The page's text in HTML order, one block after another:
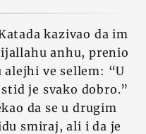
kazivao da im
anhu, prenio
ve sellem: “U
je svako dobro.”
da se u drugim
smiraj, ali i da je